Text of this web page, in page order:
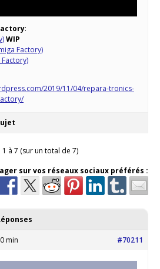
:
WIP
Factory)
2019/11/04/repara-tronics-
à 7 (sur un total de 7)
sur vos réseaux sociaux préférés :
min #70211